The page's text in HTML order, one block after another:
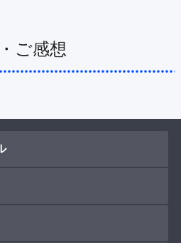
ご感想